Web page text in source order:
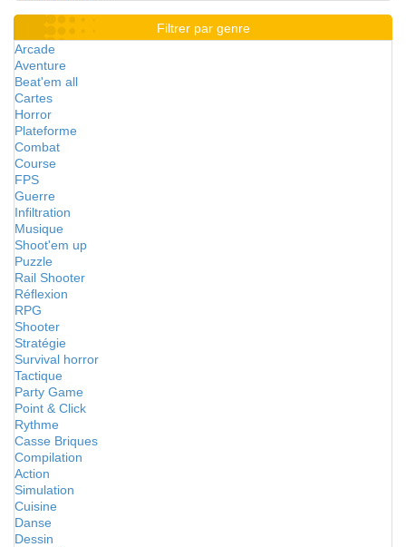
Filtrer par genre
Arcade
Aventure
Beat'em all
Cartes
Horror
Plateforme
Combat
Course
FPS
Guerre
Infiltration
Musique
Shoot'em up
Puzzle
Rail Shooter
Réflexion
RPG
Shooter
Stratégie
Survival horror
Tactique
Party Game
Point & Click
Rythme
Casse Briques
Compilation
Action
Simulation
Cuisine
Danse
Dessin